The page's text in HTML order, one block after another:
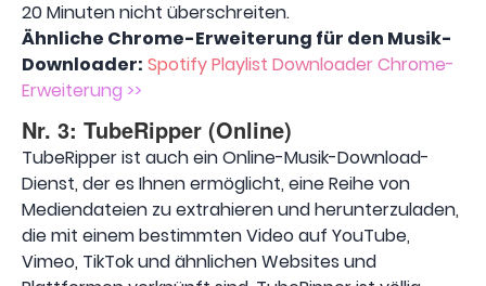
20 Minuten nicht überschreiten.
Ähnliche Chrome-Erweiterung für den Musik-
Downloader: Spotify Playlist Downloader Chrome-
Erweiterung >>
Nr. 3: TubeRipper (Online)
TubeRipper ist auch ein Online-Musik-Download-
Dienst, der es Ihnen ermöglicht, eine Reihe von
Mediendateien zu extrahieren und herunterzuladen,
die mit einem bestimmten Video auf YouTube,
Vimeo, TikTok und ähnlichen Websites und